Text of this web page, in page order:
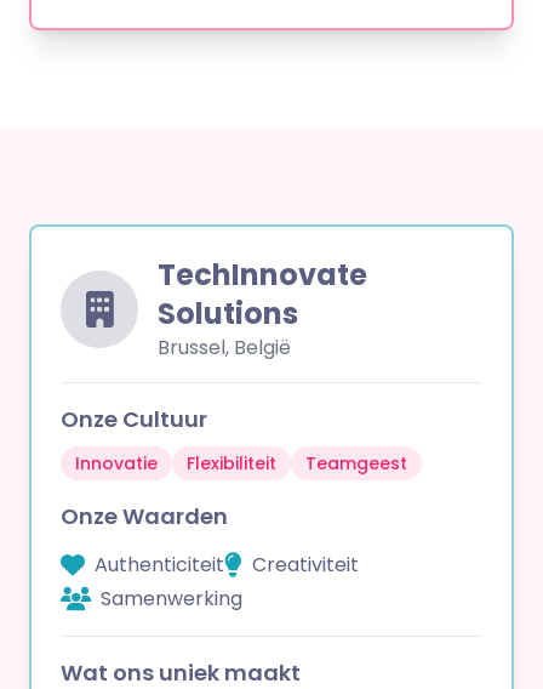
TechInnovate
Solutions
Brussel, België
Onze Cultuur
Innovatie Flexibiliteit Teamgeest
Onze Waarden
Authenticiteit
Creativiteit
Samenwerking
Wat ons uniek maakt